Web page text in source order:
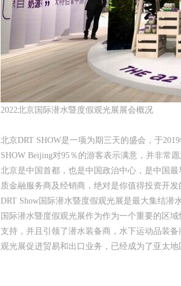
2022北京国际潜水暨度假观光展展会概况
北京DRT SHOW是一项为期三天的盛会，于
SHOW Beijing对95％的游客表示满意，并非常
北京是中国首都，也是中国政治中心，是中国
质金融服务商及经销商，绝对是你值得投资开
DRT Show国际潜水暨度假观光展是最大集结潜
国际潜水暨度假观光展作为作为一个重要的区
支持，并且引领了潜水装备商，水下运动品装
观光展促进贸易和出口业务，已经成为了亚太